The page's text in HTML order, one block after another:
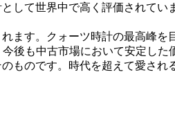
して世界中で高く評価されてい
ます。クォーツ時計の最高峰を
後も中古市場において安定し
ものです。時代を超えて愛され